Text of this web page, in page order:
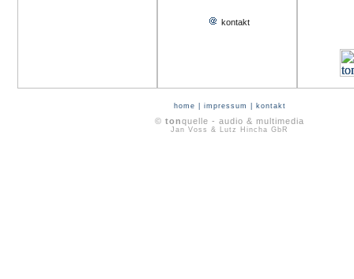
kontakt
home impressum kontakt
© tonquelle - audio & multimedia
Jan Voss & Lutz Hincha GbR